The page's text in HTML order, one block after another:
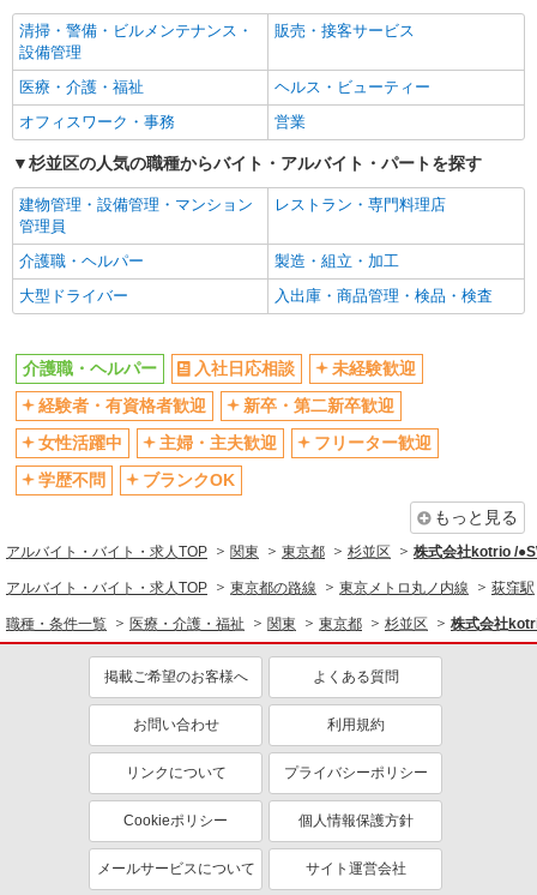
経験者・有資格者歓迎
新卒・第二新卒歓迎
女性活躍中
フリーター歓迎
学歴不問
ブランクOK
ミドル（40代～）活躍中
エルダー（50代～）活躍中
シニア（60代～）活躍中
高収入・高額
ボーナス・賞与あり
昇給あり
フルタイム歓迎
禁煙・分煙
駅直結・駅チカ
車通勤OK
残業少なめ（月20h未満）
交通費支給
社会保険あり
産休・育休取得実績あり
退職金・財形貯蓄制度あり
各種手当（家族・役職・インセン
ティブなど）あり
制服貸与
同じ職種から求人を探す
介護職・ヘルパー
同じ特徴から求人を探す
ミドル（40代～）活躍中
ボーナス・賞与あり
交通費支給
社会保険あり
産休・育休取得実績あり
清掃・警備・ビルメンテナンス・
設備管理
販売・接客サービス
医療・介護・福祉
ヘルス・ビューティー
オフィスワーク・事務
営業
杉並区の人気の職種からバイト・アルバイト・パートを探す
建物管理・設備管理・マンション
管理員
レストラン・専門料理店
介護職・ヘルパー
製造・組立・加工
大型ドライバー
入出庫・商品管理・検品・検査
介護職・ヘルパー 入社日応相談
未経験歓迎
経験者・有資格者歓迎
新卒・第二新卒歓迎
女性活躍中
主婦・主夫歓迎
フリーター歓迎
学歴不問
ブランクOK
もっと見る
アルバイト・バイト・求人TOP 関東 東京都 杉並区 株式会社kotrio /
アルバイト・バイト・求人TOP 東京都の路線 東京メトロ丸ノ内線 荻窪駅
職種・条件一覧 医療・介護・福祉 関東 東京都 杉並区 株式会社
掲載ご希望のお客様へ よくある質問
お問い合わせ 利用規約
リンクについて プライバシーポリシー
Cookieポリシー 個人情報保護方針
メールサービスについて サイト運営会社